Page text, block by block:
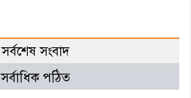
সর্বশেষ সংবাদ
সর্বাধিক পঠিত